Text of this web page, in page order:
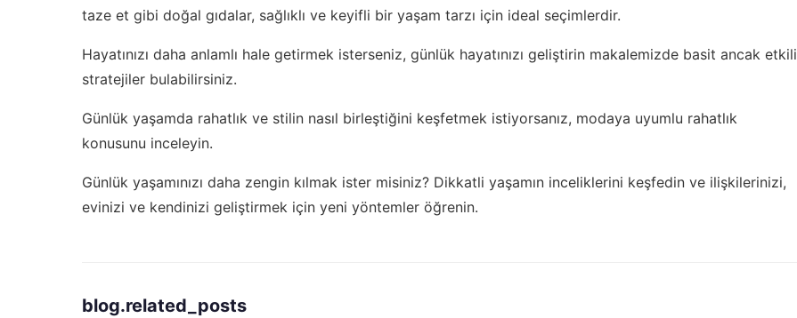
taze et gibi doğal gıdalar, sağlıklı ve keyifli bir yaşam tarzı için ideal seçimlerdir.
Hayatınızı daha anlamlı hale getirmek isterseniz, günlük hayatınızı geliştirin makalemizde basit ancak etkili
stratejiler bulabilirsiniz.
Günlük yaşamda rahatlık ve stilin nasıl birleştiğini keşfetmek istiyorsanız, modaya uyumlu rahatlık
konusunu inceleyin.
Günlük yaşamınızı daha zengin kılmak ister misiniz? Dikkatli yaşamın inceliklerini keşfedin ve ilişkilerinizi,
evinizi ve kendinizi geliştirmek için yeni yöntemler öğrenin.
blog.related_posts